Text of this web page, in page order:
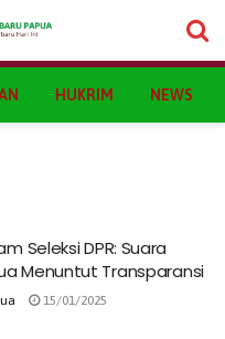
HUKRIM NEWS
Seleksi DPR: Suara
Menuntut Transparansi
15/01/2025